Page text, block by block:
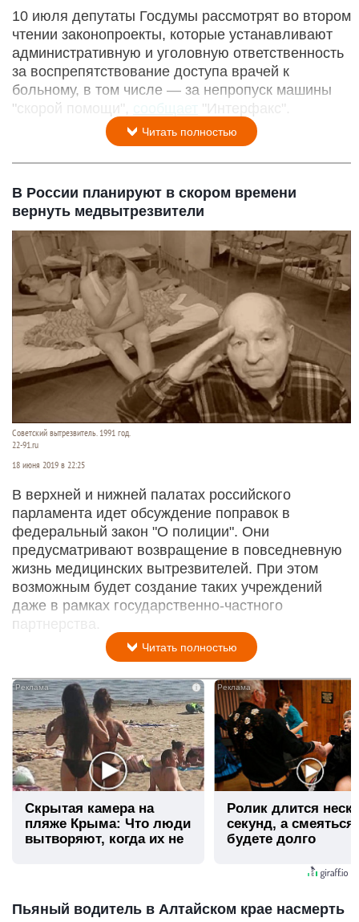
10 июля депутаты Госдумы рассмотрят во втором
чтении законопроекты, которые устанавливают
административную и уголовную ответственность
за воспрепятствование доступа врачей к
больному, в том числе — за непропуск машины
"скорой помощи",
сообщает "Интерфакс".
Читать полностью
В России планируют в скором времени
вернуть медвытрезвители
Советский вытрезвитель. 1991 год.
22-91.ru
18 июня 2019 в 22:25
В верхней и нижней палатах российского
парламента идет обсуждение поправок в
федеральный закон "О полиции". Они
предусматривают возвращение в повседневную
жизнь медицинских вытрезвителей. При этом
возможным будет создание таких учреждений
даже в рамках государственно-частного
партнерства.
Читать полностью
i
Скрытая камера на
пляже Крыма: Что люди
вытворяют, когда их не
Ролик длится
секунд, а
будете долго
Пьяный водитель в Алтайском крае насмерть